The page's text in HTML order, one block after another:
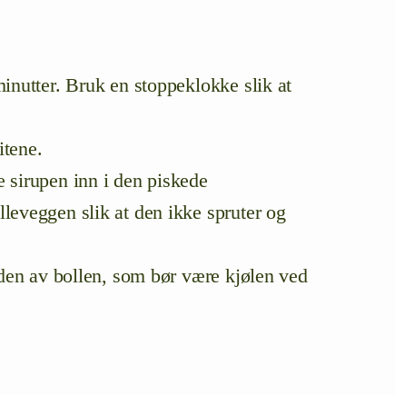
Bruk en stoppeklokke slik at
sirupen inn i den piskede
slik at den ikke spruter og
av bollen, som bør være kjølen ved